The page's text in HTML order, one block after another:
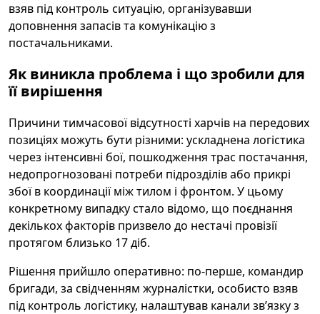
взяв під контроль ситуацію, організувавши
доповнення запасів та комунікацію з
постачальниками.
Як виникла проблема і що зробили для
її вирішення
Причини тимчасової відсутності харчів на передових
позиціях можуть бути різними: ускладнена логістика
через інтенсивні бої, пошкодження трас постачання,
недопрогнозовані потреби підрозділів або прикрі
збої в координації між тилом і фронтом. У цьому
конкретному випадку стало відомо, що поєднання
декількох факторів призвело до нестачі провізії
протягом близько 17 діб.
Рішення прийшло оперативно: по-перше, командир
бригади, за свідченням журналістки, особисто взяв
під контроль логістику, налаштував канали зв’язку з